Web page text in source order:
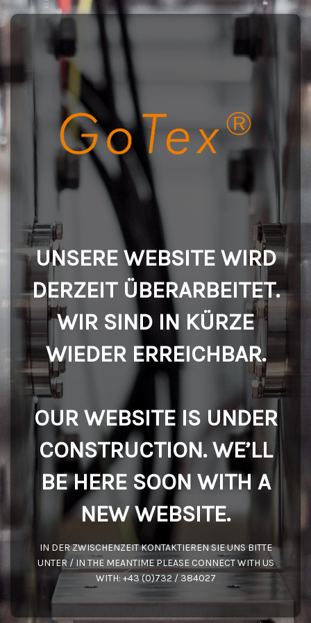
UNSERE WEBSITE WIRD
DERZEIT ÜBERARBEITET.
WIR SIND IN KÜRZE
WIEDER ERREICHBAR.
OUR WEBSITE IS UNDER
CONSTRUCTION. WE’LL
BE HERE SOON WITH A
NEW WEBSITE.
IN DER ZWISCHENZEIT KONTAKTIEREN SIE UNS BITTE
UNTER / IN THE MEANTIME PLEASE CONNECT WITH US
WITH: +43 (0)732 / 384027